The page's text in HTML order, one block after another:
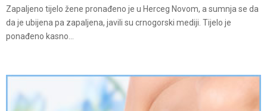
Zapaljeno tijelo žene pronađeno je u Herceg Novom, a sumnja se da
da je ubijena pa zapaljena, javili su crnogorski mediji. Tijelo je
ponađeno kasno...